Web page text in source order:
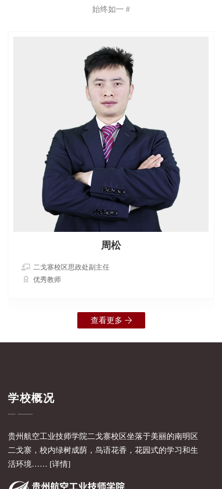
始终如一 #
周松
二戈寨校区思政处副主任
优秀教师
查看更多
学校概况
贵州航空工业技师学院二戈寨校区坐落于美丽的南明区
二戈寨，校内绿树成荫，鸟语花香，花园式的学习和生
活环境…… [详情]